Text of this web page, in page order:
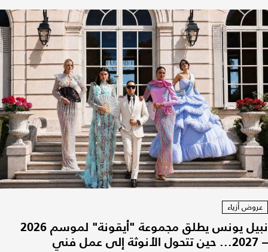
عروض أزياء
نبيل يونس يطلق مجموعة "أيقونة" لموسم 2026
– 2027... حين تتحول الأنوثة إلى عمل فني